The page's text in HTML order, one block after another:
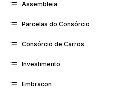
Assembleia
Parcelas do Consórcio
Consórcio de Carros
Investimento
Embracon